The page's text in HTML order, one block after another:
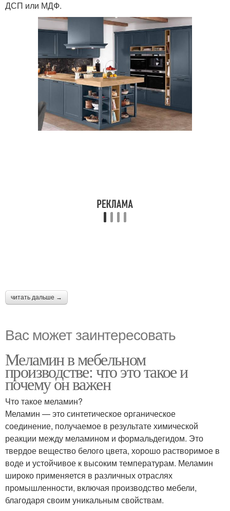
ДСП или МДФ.
читать дальше →
Вас может заинтересовать
Меламин в мебельном
производстве: что это такое и
почему он важен
Что такое меламин?
Меламин — это синтетическое органическое
соединение, получаемое в результате химической
реакции между меламином и формальдегидом. Это
твердое вещество белого цвета, хорошо растворимое в
воде и устойчивое к высоким температурам. Меламин
широко применяется в различных отраслях
промышленности, включая производство мебели,
благодаря своим уникальным свойствам.